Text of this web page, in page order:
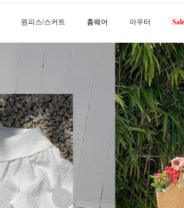
원피스/스커트 홈웨어 아우터 Sale